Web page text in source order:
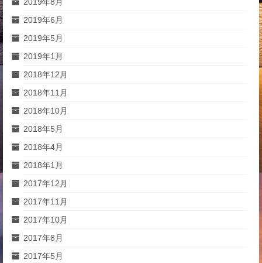
2019年6月
2019年5月
2019年1月
2018年12月
2018年11月
2018年10月
2018年5月
2018年4月
2018年1月
2017年12月
2017年11月
2017年10月
2017年8月
2017年5月